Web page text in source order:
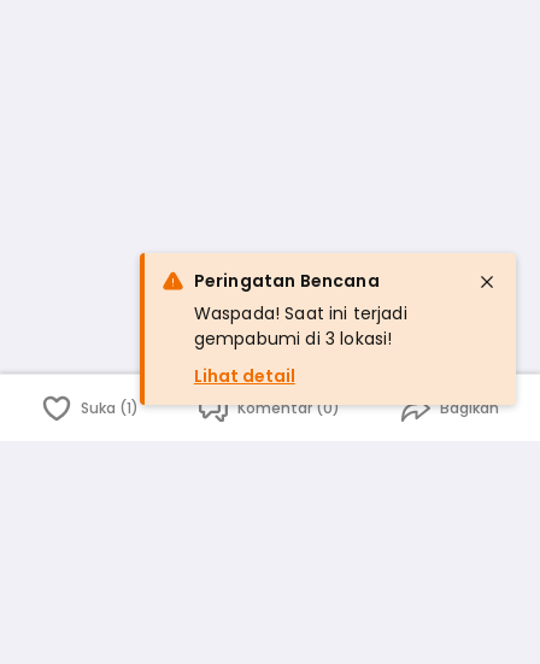
Suka (1) Komentar (0) Bagikan
Peringatan Bencana
Waspada! Saat ini terjadi
gempabumi di 3 lokasi!
Lihat detail